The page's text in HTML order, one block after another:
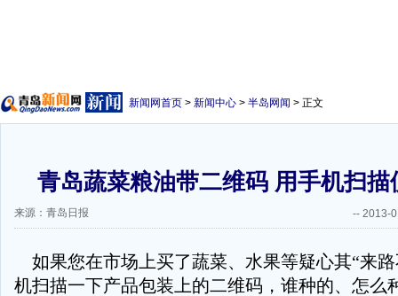
新闻网首页 > 新闻中心 > 半岛网闻 > 正文
青岛蔬菜粮油带二维码 用手机扫描
来源：青岛日报 -- 2013-
如果您在市场上买了蔬菜、水果等疑心其“来
机扫描一下产品包装上的二维码，谁种的、怎么